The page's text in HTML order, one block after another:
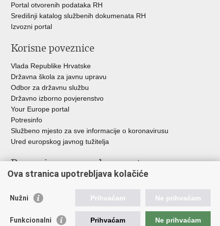
Portal otvorenih podataka RH
Središnji katalog službenih dokumenata RH
Izvozni portal
Korisne poveznice
Vlada Republike Hrvatske
Državna škola za javnu upravu
Odbor za državnu službu
Državno izborno povjerenstvo
Your Europe portal
Potresinfo
Službeno mjesto za sve informacije o koronavirusu
Ured europskog javnog tužitelja
Poveznice pravosudnog sustava
Državno odvjetništvo
Ured za suzbijanje korupcije i organiziranog kriminaliteta
Državnoodvjetničko vijeće
Ova stranica upotrebljava kolačiće
Nužni Prihvaćam Ne prihvaćam
Funkcionalni Prihvaćam Ne prihvaćam